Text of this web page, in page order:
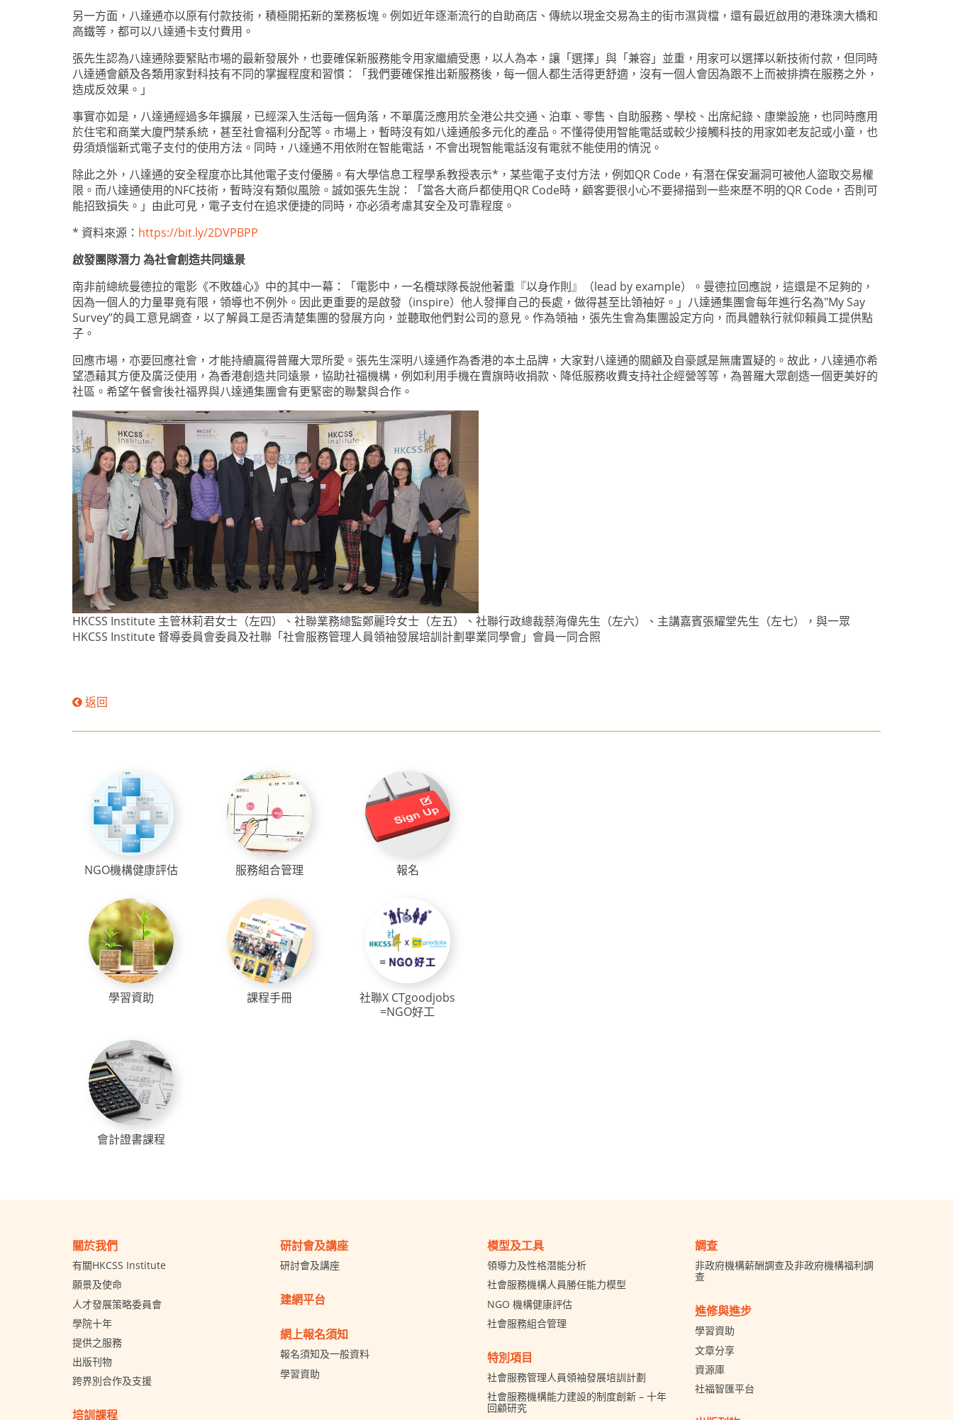
另一方面，八達通亦以原有付款技術，積極開拓新的業務板塊。例如近年逐漸流行的自助商店、傳統以現金交易為主的街市濕貨檔，還有最近啟用的港珠澳大橋和
高鐵等，都可以八達通卡支付費用。
張先生認為八達通除要緊貼市場的最新發展外，也要確保新服務能令用家繼續受惠，以人為本，讓「選擇」與「兼容」並重，用家可以選擇以新技術付款，但同時
八達通會顧及各類用家對科技有不同的掌握程度和習慣：「我們要確保推出新服務後，每一個人都生活得更舒適，沒有一個人會因為跟不上而被排擠在服務之外，
造成反效果。」
事實亦如是，八達通經過多年擴展，已經深入生活每一個角落，不單廣泛應用於全港公共交通、泊車、零售、自助服務、學校、出席紀錄、康樂設施，也同時應用
於住宅和商業大廈門禁系統，甚至社會福利分配等。市場上，暫時沒有如八達通般多元化的產品。不懂得使用智能電話或較少接觸科技的用家如老友記或小童，也
毋須煩惱新式電子支付的使用方法。同時，八達通不用依附在智能電話，不會出現智能電話沒有電就不能使用的情況。
除此之外，八達通的安全程度亦比其他電子支付優勝。有大學信息工程學系教授表示*，某些電子支付方法，例如QR Code，有潛在保安漏洞可被他人盜取交易權
限。而八達通使用的NFC技術，暫時沒有類似風險。誠如張先生說：「當各大商戶都使用QR Code時，顧客要很小心不要掃描到一些來歷不明的QR Code，否則可
能招致損失。」由此可見，電子支付在追求便捷的同時，亦必須考慮其安全及可靠程度。
* 資料來源： https://bit.ly/2DVPBPP
啟發團隊潛力 為社會創造共同遠景
南非前總統曼德拉的電影《不敗雄心》中的其中一幕：「電影中，一名欖球隊長說他著重『以身作則』（lead by example）。曼德拉回應說，這還是不足夠的，
因為一個人的力量畢竟有限，領導也不例外。因此更重要的是啟發（inspire）他人發揮自己的長處，做得甚至比領袖好。」八達通集團會每年進行名為"My Say
Survey”的員工意見調查，以了解員工是否清楚集團的發展方向，並聽取他們對公司的意見。作為領袖，張先生會為集團設定方向，而具體執行就仰賴員工提供點
子。
回應市場，亦要回應社會，才能持續贏得普羅大眾所愛。張先生深明八達通作為香港的本土品牌，大家對八達通的關顧及自豪感是無庸置疑的。故此，八達通亦希
望憑藉其方便及廣泛使用，為香港創造共同遠景，協助社福機構，例如利用手機在賣旗時收捐款、降低服務收費支持社企經營等等，為普羅大眾創造一個更美好的
社區。希望午餐會後社福界與八達通集團會有更緊密的聯繫與合作。
HKCSS Institute 主管林莉君女士（左四）、社聯業務總監鄭麗玲女士（左五）、社聯行政總裁蔡海偉先生（左六）、主講嘉賓張耀堂先生（左七），與一眾
HKCSS Institute 督導委員會委員及社聯「社會服務管理人員領袖發展培訓計劃畢業同學會」會員一同合照
返回
NGO機構健康評估 服務組合管理 報名
學習資助 課程手冊
社聯X CTgoodjobs
=NGO好工
會計證書課程
關於我們
有關HKCSS Institute
願景及使命
人才發展策略委員會
學院十年
提供之服務
出版刊物
跨界別合作及支援
培訓課程
研討會及講座
研討會及講座
建網平台
網上報名須知
報名須知及一般資料
學習資助
模型及工具
領導力及性格潛能分析
社會服務機構人員勝任能力模型
NGO 機構健康評估
社會服務組合管理
特別項目
社會服務管理人員領袖發展培訓計劃
社會服務機構能力建設的制度創新 – 十年
回顧研究
調查
非政府機構薪酬調查及非政府機構福利調
查
進修與進步
學習資助
文章分享
資源庫
社福智匯平台